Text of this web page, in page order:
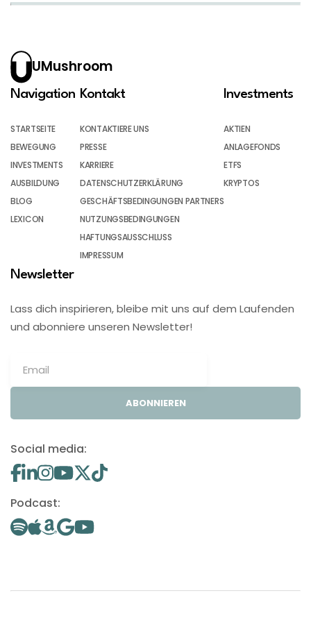
UMushroom
Navigation
STARTSEITE
BEWEGUNG
INVESTMENTS
AUSBILDUNG
BLOG
LEXICON
Kontakt
KONTAKTIERE UNS
PRESSE
KARRIERE
DATENSCHUTZERKLÄRUNG
GESCHÄFTSBEDINGUNGEN PARTNERS
NUTZUNGSBEDINGUNGEN
HAFTUNGSAUSSCHLUSS
IMPRESSUM
Investments
AKTIEN
ANLAGEFONDS
ETFS
KRYPTOS
Newsletter
Lass dich inspirieren, bleibe mit uns auf dem Laufenden
und abonniere unseren Newsletter!
ABONNIEREN
Social media:
Podcast: